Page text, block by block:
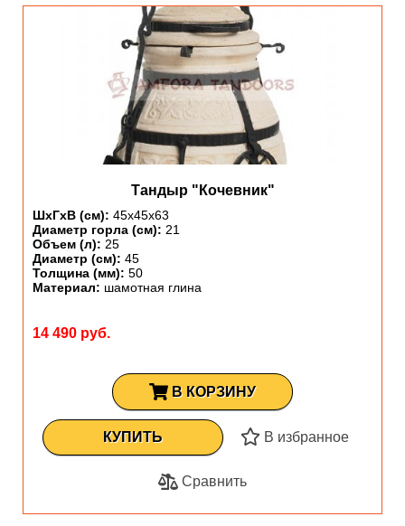
Тандыр "Кочевник"
ШхГхВ (см): 45х45х63
Диаметр горла (см): 21
Объем (л): 25
Диаметр (см): 45
Толщина (мм): 50
Материал: шамотная глина
14 490 руб.
В КОРЗИНУ
КУПИТЬ В избранное
Сравнить